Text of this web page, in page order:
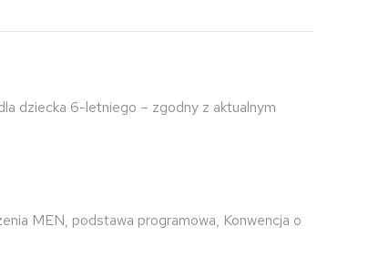
dziecka 6-letniego – zgodny z aktualnym
MEN, podstawa programowa, Konwencja o